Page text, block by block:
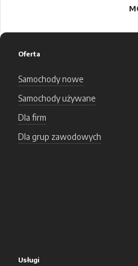
Oferta
Samochody nowe
Samochody używane
Dla firm
Dla grup zawodowych
Usługi